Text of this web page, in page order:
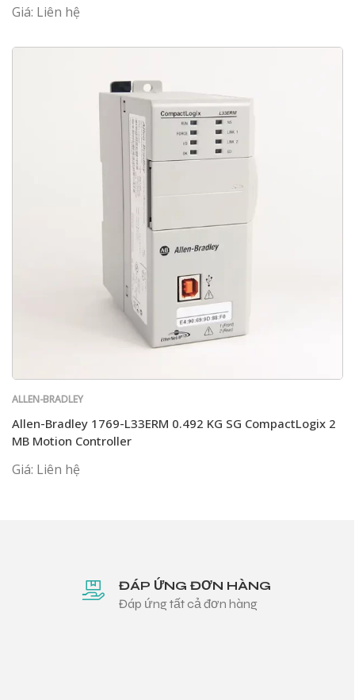
Giá: Liên hệ
ALLEN-BRADLEY
Allen-Bradley 1769-L33ERM 0.492 KG SG CompactLogix 2
MB Motion Controller
Giá: Liên hệ
ĐÁP ỨNG ĐƠN HÀNG
Đáp ứng tất cả đơn hàng